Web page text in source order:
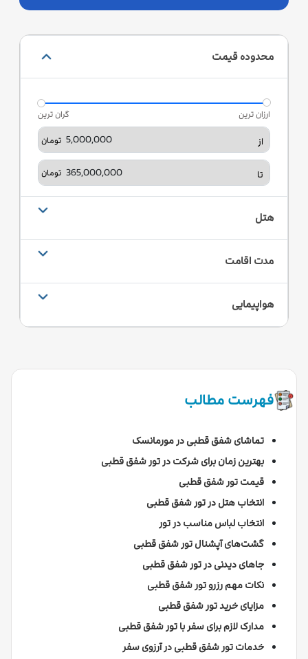
محدوده قیمت
ارزان ترین گران ترین
از تومان
تا تومان
هتل
مدت اقامت
هواپیمایی
فهرست مطالب
تماشای شفق قطبی در مورمانسک
بهترین زمان برای شرکت در تور شفق قطبی
قیمت تور شفق قطبی
انتخاب هتل در تور شفق قطبی
انتخاب لباس مناسب در تور
گشت‌های آپشنال تور شفق قطبی
جاهای دیدنی در تور شفق قطبی
نکات مهم رزرو تور شفق قطبی
مزایای خرید تور شفق قطبی
مدارک لازم برای سفر با تور شفق قطبی
خدمات تور شفق قطبی در آرزوی سفر